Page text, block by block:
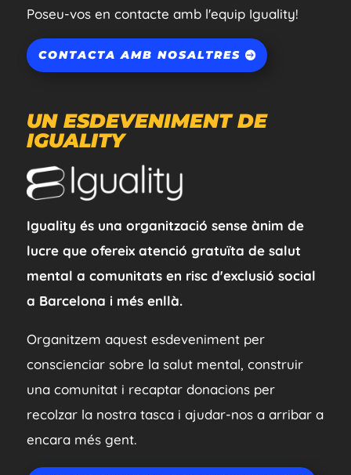
Poseu-vos en contacte amb l'equip Iguality!
CONTACTA AMB NOSALTRES
UN ESDEVENIMENT DE
IGUALITY
Iguality és una organització sense ànim de
lucre que ofereix atenció gratuïta de salut
mental a comunitats en risc d'exclusió social
a Barcelona i més enllà.
Organitzem aquest esdeveniment per
conscienciar sobre la salut mental, construir
una comunitat i recaptar donacions per
recolzar la nostra tasca i ajudar-nos a arribar a
encara més gent.